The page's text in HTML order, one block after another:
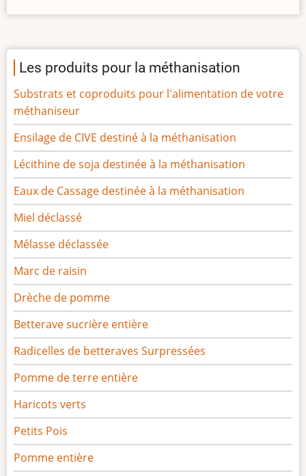
Les produits pour la méthanisation
Substrats et coproduits pour l'alimentation de votre
méthaniseur
Ensilage de CIVE destiné à la méthanisation
Lécithine de soja destinée à la méthanisation
Eaux de Cassage destinée à la méthanisation
Miel déclassé
Mélasse déclassée
Marc de raisin
Drèche de pomme
Betterave sucrière entière
Radicelles de betteraves Surpressées
Pomme de terre entière
Haricots verts
Petits Pois
Pomme entière